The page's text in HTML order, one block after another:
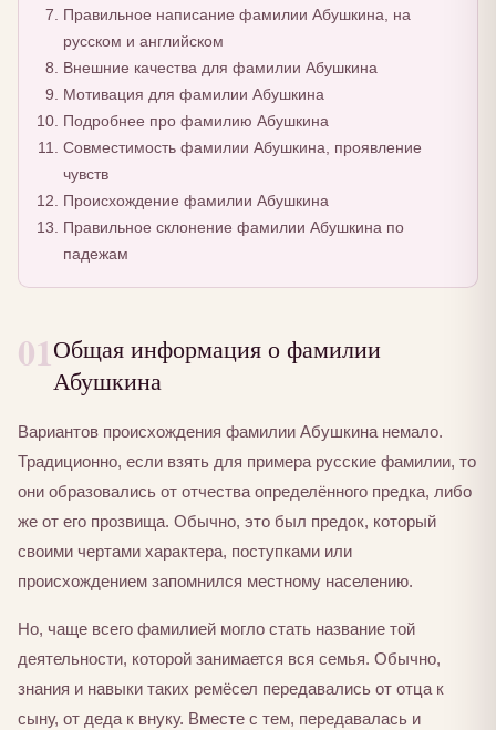
Правильное написание фамилии Абушкина, на
русском и английском
Внешние качества для фамилии Абушкина
Мотивация для фамилии Абушкина
Подробнее про фамилию Абушкина
Совместимость фамилии Абушкина, проявление
чувств
Происхождение фамилии Абушкина
Правильное склонение фамилии Абушкина по
падежам
01Общая информация о фамилии
Абушкина
Вариантов происхождения фамилии Абушкина немало.
Традиционно, если взять для примера русские фамилии, то
они образовались от отчества определённого предка, либо
же от его прозвища. Обычно, это был предок, который
своими чертами характера, поступками или
происхождением запомнился местному населению.
Но, чаще всего фамилией могло стать название той
деятельности, которой занимается вся семья. Обычно,
знания и навыки таких ремёсел передавались от отца к
сыну, от деда к внуку. Вместе с тем, передавалась и